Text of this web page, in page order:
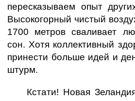
пересказываем опыт
Высокогорный чистый
1700 метров сваливает
сон. Хотя коллективный
принести больше идей и
штурм.
Кстати! Новая